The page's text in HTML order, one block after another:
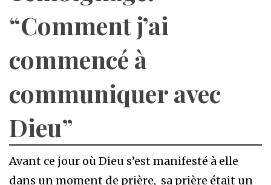
“Comment j’ai
commencé à
communiquer avec
Dieu”
Avant ce jour où Dieu s’est manifesté à elle
dans un moment de prière, sa prière était un